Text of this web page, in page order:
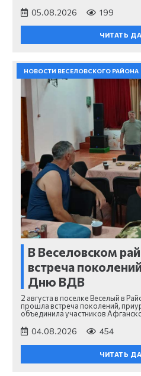
05.08.2026 199
ЧИТАТЬ
НОВОСТИ ВЕСЕЛОВСКОГО РАЙОНА
В Веселовском
встреча
Дню ВДВ
2 августа в поселке Веселый в
прошла встреча поколений,
объединила участников
04.08.2026 454
ЧИТАТЬ